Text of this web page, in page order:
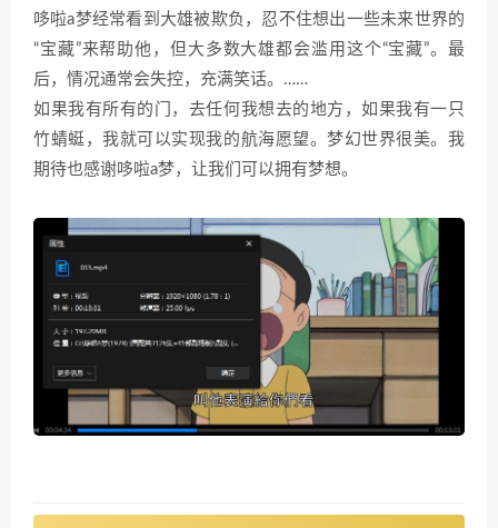
哆啦a梦经常看到大雄被欺负，忍不住想出一些未来世界的
“宝藏”来帮助他，但大多数大雄都会滥用这个“宝藏”。最
后，情况通常会失控，充满笑话。……
如果我有所有的门，去任何我想去的地方，如果我有一只
竹蜻蜓，我就可以实现我的航海愿望。梦幻世界很美。我
期待也感谢哆啦a梦，让我们可以拥有梦想。